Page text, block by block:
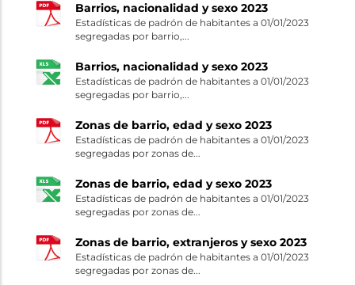
Barrios, nacionalidad y sexo 2023
Estadísticas de padrón de habitantes a 01/01/2023
segregadas por barrio,...
Barrios, nacionalidad y sexo 2023
Estadísticas de padrón de habitantes a 01/01/2023
segregadas por barrio,...
Zonas de barrio, edad y sexo 2023
Estadísticas de padrón de habitantes a 01/01/2023
segregadas por zonas de...
Zonas de barrio, edad y sexo 2023
Estadísticas de padrón de habitantes a 01/01/2023
segregadas por zonas de...
Zonas de barrio, extranjeros y sexo 2023
Estadísticas de padrón de habitantes a 01/01/2023
segregadas por zonas de...